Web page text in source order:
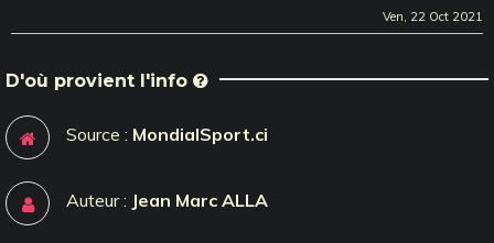
Ven, 22 Oct 2021
D'où provient l'info
Source : MondialSport.ci
Auteur : Jean Marc ALLA